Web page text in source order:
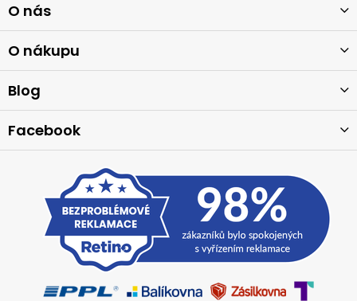
á
p
a
t
O nás
O nákupu
Blog
Facebook